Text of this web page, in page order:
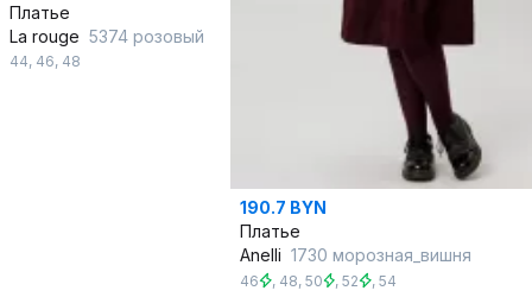
Платье
La rouge 5374 розовый
44, 46, 48
190.7 BYN
Платье
Anelli 1730 морозная_вишня
46 , 48, 50 , 52 , 54